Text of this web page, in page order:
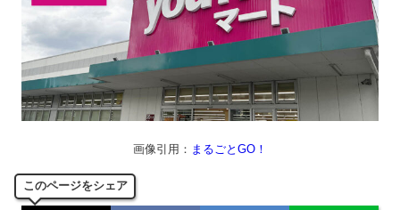
画像引用： まるごとGO！
このページをシェア